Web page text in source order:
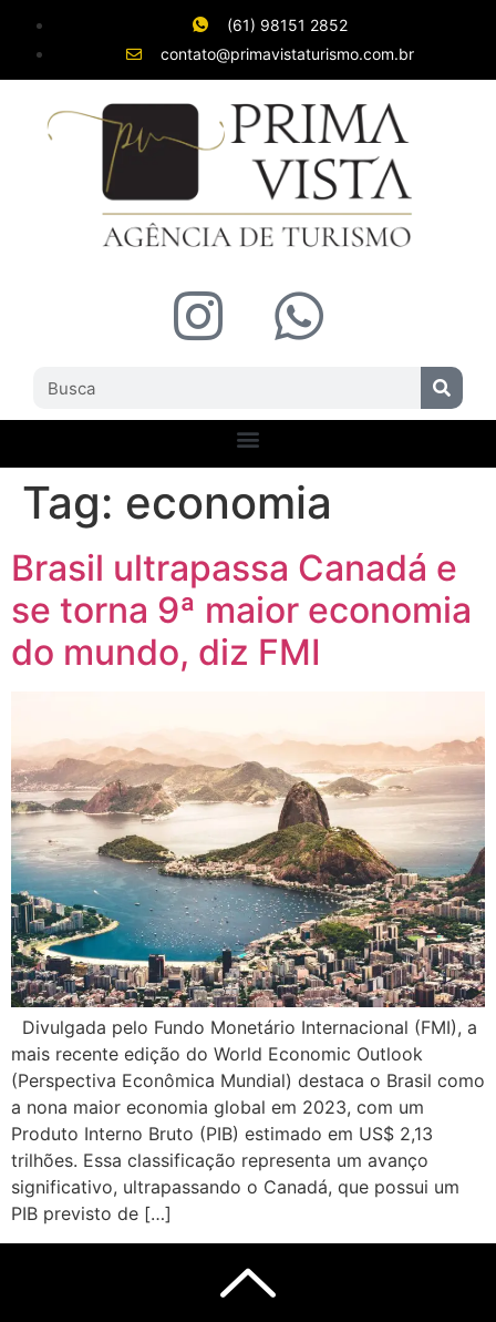
(61) 98151 2852
contato@primavistaturismo.com.br
Tag: economia
Brasil ultrapassa Canadá e
se torna 9ª maior economia
do mundo, diz FMI
Divulgada pelo Fundo Monetário Internacional (FMI), a
mais recente edição do World Economic Outlook
(Perspectiva Econômica Mundial) destaca o Brasil como
a nona maior economia global em 2023, com um
Produto Interno Bruto (PIB) estimado em US$ 2,13
trilhões. Essa classificação representa um avanço
significativo, ultrapassando o Canadá, que possui um
PIB previsto de […]